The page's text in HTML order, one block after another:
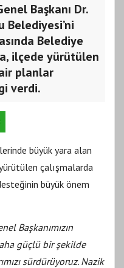
Başkanı Dr.
Belediyesi’ni
Belediye
ilçede yürütülen
planlar
verdi.
büyük yara alan
çalışmalarda
büyük önem
Başkanımızın
güçlü bir şekilde
sürdürüyoruz. Nazik